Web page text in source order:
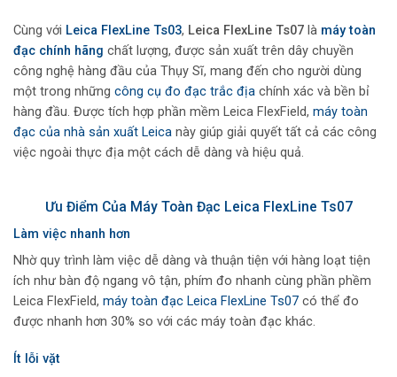
Cùng với Leica FlexLine Ts03, Leica FlexLine Ts07là máy toàn
đạc chính hãng chất lượng, được sản xuất trên dây chuyền
công nghệ hàng đầu của Thụy Sĩ, mang đến cho người dùng
một trong những công cụ đo đạc trắc địachính xác và bền bỉ
hàng đầu. Được tích hợp phần mềm Leica FlexField, máy toàn
đạc của nhà sản xuất Leicanày giúp giải quyết tất cả các công
việc ngoài thực địa một cách dễ dàng và hiệu quả.
Ưu Điểm Của Máy Toàn Đạc Leica FlexLine Ts07
Làm việc nhanh hơn
Nhờ quy trình làm việc dễ dàng và thuận tiện với hàng loạt tiện
ích như bàn độ ngang vô tận, phím đo nhanh cùng phần phềm
Leica FlexField, máy toàn đạc Leica FlexLine Ts07có thể đo
được nhanh hơn 30% so với các máy toàn đạc khác.
Ít lỗi vặt